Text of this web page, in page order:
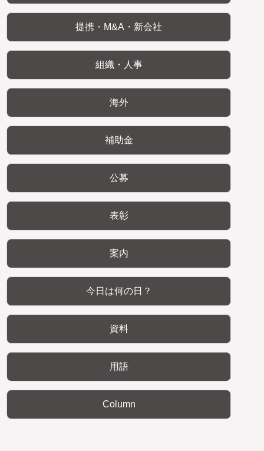
提携・M&A・新会社
組織・人事
海外
補助金
公募
表彰
案内
今日は何の日？
資料
用語
Column